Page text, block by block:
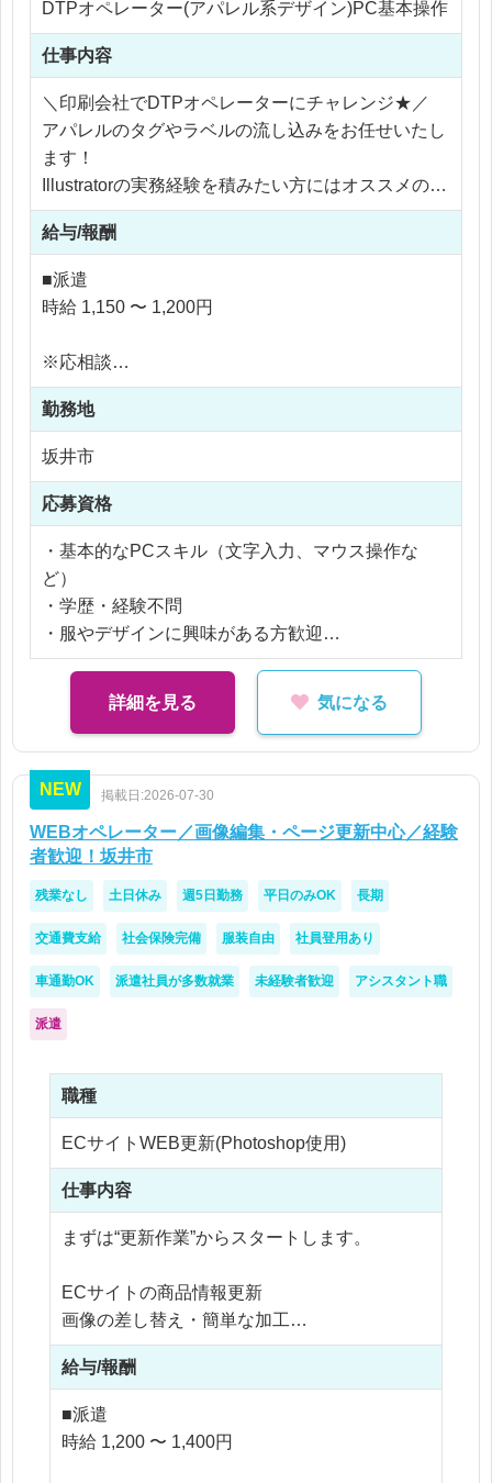
DTPオペレーター(アパレル系デザイン)PC基本操作
仕事内容
＼印刷会社でDTPオペレーターにチャレンジ★／
アパレルのタグやラベルの流し込みをお任せいたし
ます！
Illustratorの実務経験を積みたい方にはオススメのお
仕事です♪
具体的な業務内容
・お客様から依頼された内容をもとに、専用ソフト
す。
・印字ルールや製品の決まりごとに合わせて、正確
にデータを作成します。
・お客様にレイアウトを提案し、必要に応じて修正
を行います。
・顧客情報をシステムに登録・管理します。
未経験の方でも、先輩スタッフが丁寧に教えてくれ
るので安心してスタートできます！
給与/報酬
■派遣
時給 1,150 〜 1,200円
※応相談
※ご経験により優遇
※交通費支給
※残業代全額支給
勤務地
坂井市
応募資格
・基本的なPCスキル（文字入力、マウス操作な
ど）
・学歴・経験不問
・服やデザインに興味がある方歓迎
・Illustratorの操作に興味がある方歓迎
詳細を見る 気になる
NEW 掲載日:2026-07-30
WEBオペレーター／画像編集・ページ更新中心／経験
者歓迎！坂井市
残業なし 土日休み 週5日勤務 平日のみOK 長期
交通費支給 社会保険完備 服装自由 社員登用あり
車通勤OK 派遣社員が多数就業 未経験者歓迎 アシスタント職
派遣
職種
ECサイトWEB更新(Photoshop使用)
仕事内容
まずは“更新作業”からスタートします。
ECサイトの商品情報更新
画像の差し替え・簡単な加工
LPのテキスト・画像修正
データ入力・チェック作業
専門的な制作や企画業務はなく、
給与/報酬
■派遣
時給 1,200 〜 1,400円